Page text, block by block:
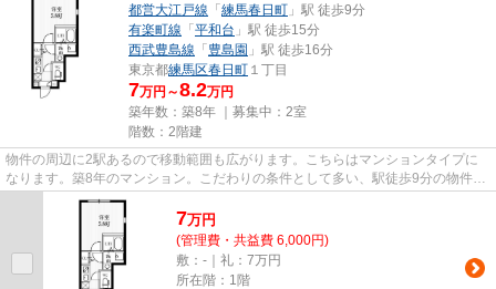
都営大江戸線 「 練馬春日町 」駅 徒歩9分
有楽町線 「 平和台 」駅 徒歩15分
西武豊島線 「 豊島園 」駅 徒歩16分
東京都練馬区春日町 １丁目
7万円～8.2万円
築年数：築8年 ｜募集中： 2室
階数：2階建
物件の周辺に2駅あるので移動範囲も広がります。こちらはマンションタイプに
なります。築8年のマンション。こだわりの条件として多い、駅徒歩9分の物件で
す。VERUSでは、都営大江戸線...
7万円
(管理費・共益費 6,000円)
敷：-｜礼：7万円
所在階：1階